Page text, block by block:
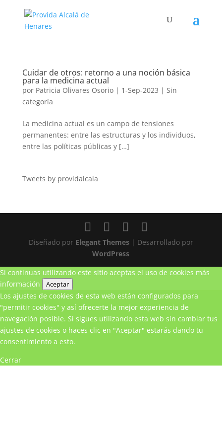
Cuidar de otros: retorno a una noción básica
para la medicina actual
por Patricia Olivares Osorio| 1-Sep-2023 | Sin
categoría
La medicina actual es un campo de tensiones
permanentes: entre las estructuras y los individuos,
entre las políticas públicas y […]
Tweets by providalcala
Diseñado por Elegant Themes| Desarrollado por
WordPress
Si continuas utilizando este sitio aceptas el uso de cookies más
información
Aceptar
Los ajustes de cookies de esta web están configurados para
"permitir cookies" y así ofrecerte la mejor experiencia de
navegación posible. Si sigues utilizando esta web sin cambiar tus
ajustes de cookies o haces clic en "Aceptar" estarás dando tu
consentimiento a esto.
Cerrar